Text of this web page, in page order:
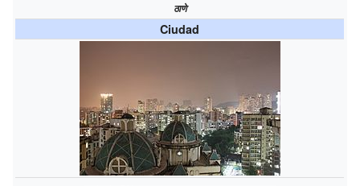
ठाणे
Ciudad